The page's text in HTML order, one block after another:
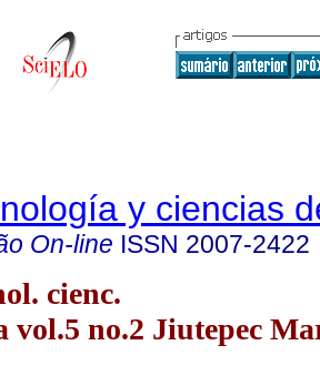
y ciencias
On-line ISSN 2007-2422
cienc.
vol.5 no.2 Jiutepec